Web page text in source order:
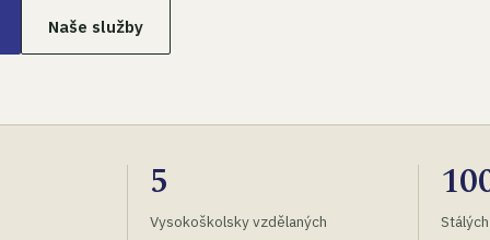
Naše služby
5
Vysokoškolsky vzdělaných